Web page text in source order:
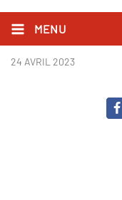
MENU
Du 13 au 19
24 AVRIL 2023